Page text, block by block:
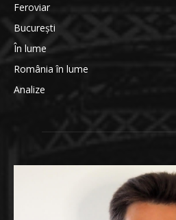
Feroviar
București
În lume
România în lume
Analize